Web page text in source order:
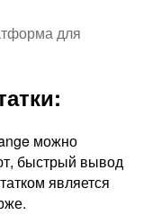
для
можно
быстрый вывод
является